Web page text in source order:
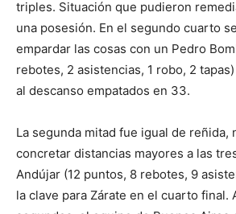
triples. Situación que pudieron
una posesión. En el segundo cuarto
empardar las cosas con un Pedro
rebotes, 2 asistencias, 1 robo, 2
al descanso empatados en 33.
La segunda mitad fue igual de reñida,
concretar distancias mayores a las
Andújar (12 puntos, 8 rebotes, 9
la clave para Zárate en el cuarto final.